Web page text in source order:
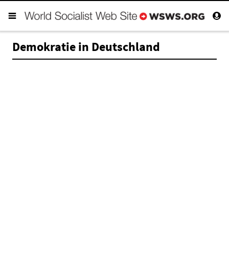
Demokratie in Deutschland